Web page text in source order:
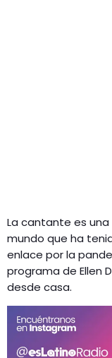
La cantante es
mundo que ha
enlace por la
programa de Ellen
desde casa.